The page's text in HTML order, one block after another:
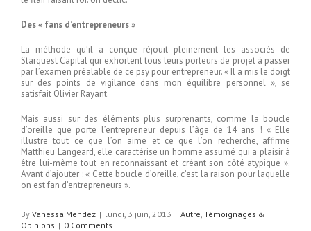
Des « fans d’entrepreneurs »
La méthode qu’il a conçue réjouit pleinement les associés de
Starquest Capital qui exhortent tous leurs porteurs de projet à passer
par l’examen préalable de ce psy pour entrepreneur. « Il a mis le doigt
sur des points de vigilance dans mon équilibre personnel », se
satisfait Olivier Rayant.
Mais aussi sur des éléments plus surprenants, comme la boucle
d’oreille que porte l’entrepreneur depuis l’âge de 14 ans ! « Elle
illustre tout ce que l’on aime et ce que l’on recherche, affirme
Matthieu Langeard, elle caractérise un homme assumé qui a plaisir à
être lui-même tout en reconnaissant et créant son côté atypique ».
Avant d’ajouter : « Cette boucle d’oreille, c’est la raison pour laquelle
on est fan d’entrepreneurs ».
By Vanessa Mendez | lundi, 3 juin, 2013 | Autre, Témoignages &
Opinions | 0 Comments